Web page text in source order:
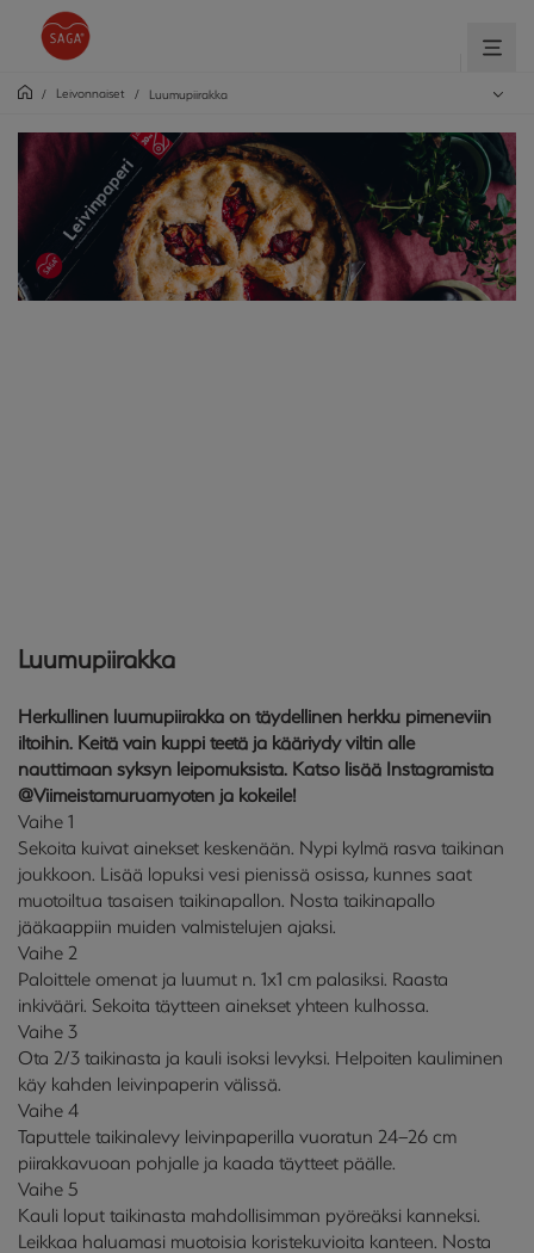
/ Leivonnaiset / Luumupiirakka
Luumupiirakka
Herkullinen luumupiirakka on täydellinen herkku pimeneviin
iltoihin. Keitä vain kuppi teetä ja kääriydy viltin alle
nauttimaan syksyn leipomuksista. Katso lisää Instagramista
@Viimeistamuruamyoten ja kokeile!
Vaihe 1
Sekoita kuivat ainekset keskenään. Nypi kylmä rasva taikinan
joukkoon. Lisää lopuksi vesi pienissä osissa, kunnes saat
muotoiltua tasaisen taikinapallon. Nosta taikinapallo
jääkaappiin muiden valmistelujen ajaksi.
Vaihe 2
Paloittele omenat ja luumut n. 1x1 cm palasiksi. Raasta
inkivääri. Sekoita täytteen ainekset yhteen kulhossa.
Vaihe 3
Ota 2/3 taikinasta ja kauli isoksi levyksi. Helpoiten kauliminen
käy kahden leivinpaperin välissä.
Vaihe 4
Taputtele taikinalevy leivinpaperilla vuoratun 24–26 cm
piirakkavuoan pohjalle ja kaada täytteet päälle.
Vaihe 5
Kauli loput taikinasta mahdollisimman pyöreäksi kanneksi.
Leikkaa haluamasi muotoisia koristekuvioita kanteen. Nosta